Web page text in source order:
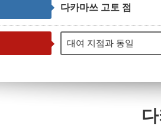
다카마쓰 고토 점